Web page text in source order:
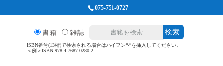
075-751-0727
書籍 雑誌 検索
ISBN番号(13桁)で検索される場合はハイフン“-”を挿入してください。
＜例＞ISBN:978-4-7687-0280-2